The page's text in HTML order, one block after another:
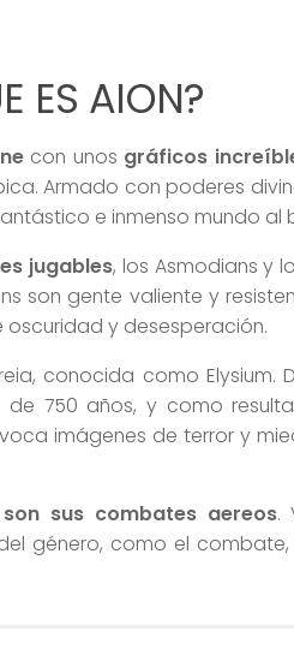
ES AION?
con unos gráficos
Armado con poderes
e inmenso mundo
jugables, los Asmodians y
son gente valiente y
oscuridad y desesperación.
conocida como Elysium.
de 750 años, y como
imágenes de terror y
son sus combates aereos.
género, como el